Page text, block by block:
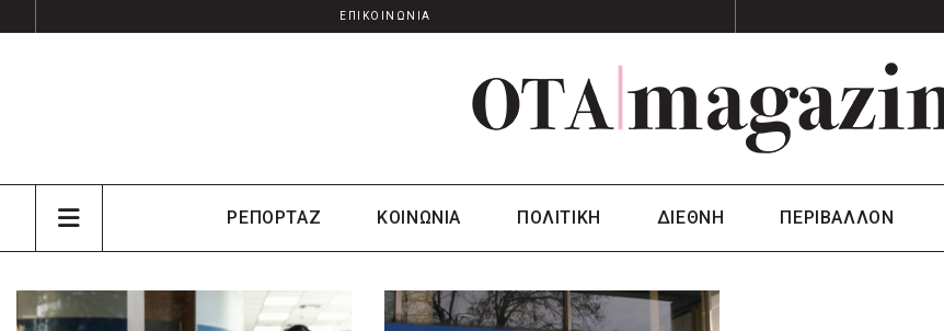
ΕΠΙΚΟΙΝΩΝΙΑ
ΡΕΠΟΡΤΑΖ ΚΟΙΝΩΝΙΑ ΠΟΛΙΤΙΚΗ ΔΙΕΘΝΗ ΠΕΡΙΒΑΛΛΟΝ